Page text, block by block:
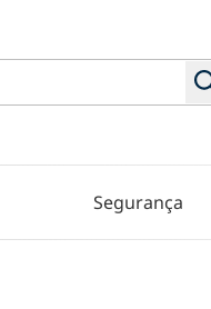
Segurança